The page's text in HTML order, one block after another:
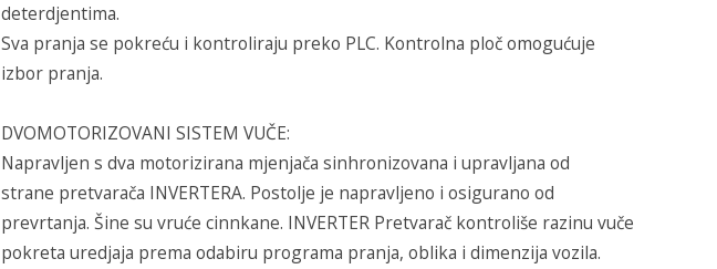
deterdjentima.
Sva pranja se pokreću i kontroliraju preko PLC. Kontrolna ploč omogućuje
izbor pranja.
DVOMOTORIZOVANI SISTEM VUČE:
Napravljen s dva motorizirana mjenjača sinhronizovana i upravljana od
strane pretvarača INVERTERA. Postolje je napravljeno i osigurano od
prevrtanja. Šine su vruće cinnkane. INVERTER Pretvarač kontroliše razinu vuče
pokreta uredjaja prema odabiru programa pranja, oblika i dimenzija vozila.